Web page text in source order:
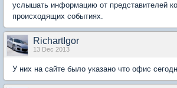
услышать информацию от представителей
происходящих событиях.
RichartIgor
13 Dec 2013
У них на сайте было указано что офис